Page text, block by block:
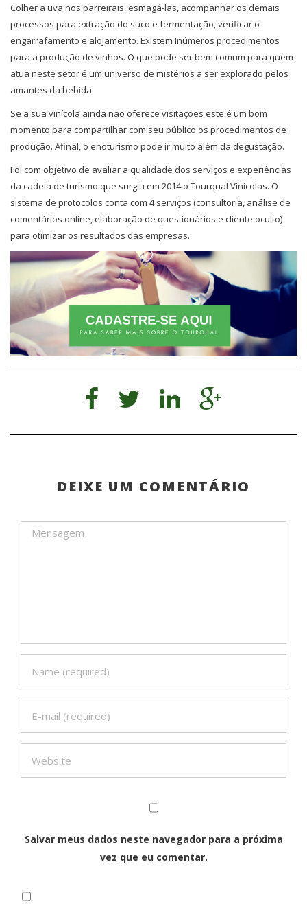
Colher a uva nos parreirais, esmagá-las, acompanhar os demais
processos para extração do suco e fermentação, verificar o
engarrafamento e alojamento. Existem Inúmeros procedimentos
para a produção de vinhos. O que pode ser bem comum para quem
atua neste setor é um universo de mistérios a ser explorado pelos
amantes da bebida.
Se a sua vinícola ainda não oferece visitações este é um bom
momento para compartilhar com seu público os procedimentos de
produção. Afinal, o enoturismo pode ir muito além da degustação.
Foi com objetivo de avaliar a qualidade dos serviços e experiências
da cadeia de turismo que surgiu em 2014 o Tourqual Vinícolas. O
sistema de protocolos conta com 4 serviços (consultoria, análise de
comentários online, elaboração de questionários e cliente oculto)
para otimizar os resultados das empresas.
DEIXE UM COMENTÁRIO
Salvar meus dados neste navegador para a próxima
vez que eu comentar.